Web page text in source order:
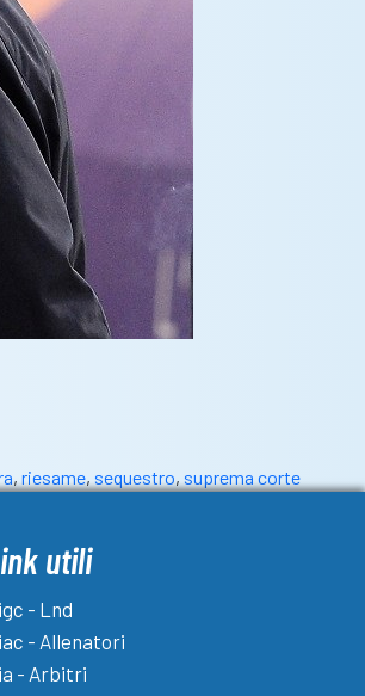
, riesame, sequestro, suprema corte
utili
- Lnd
- Allenatori
- Arbitri